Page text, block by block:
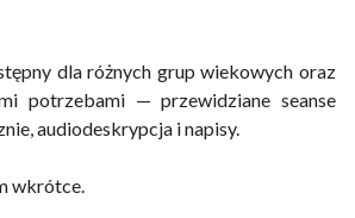
dla różnych grup wiekowych oraz
potrzebami — przewidziane seanse
audiodeskrypcja i napisy.
wkrótce.